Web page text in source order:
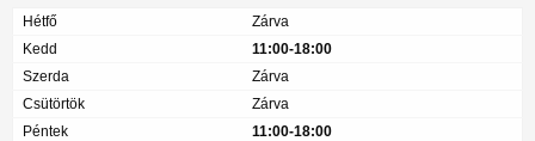
Hétfő
Zárva
Kedd
11:00-18:00
Szerda
Zárva
Csütörtök
Zárva
Péntek
11:00-18:00